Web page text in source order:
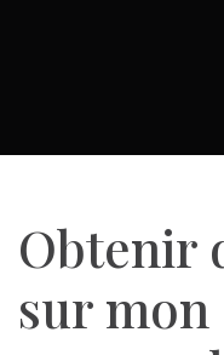
Obtenir
sur mon